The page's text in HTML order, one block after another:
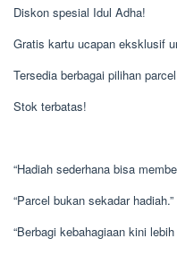
Diskon spesial Idul Adha!
Gratis kartu ucapan eksklusif
Tersedia berbagai pilihan
Stok terbatas!
“Hadiah sederhana bisa
“Parcel bukan sekadar hadiah.”
“Berbagi kebahagiaan kini lebih